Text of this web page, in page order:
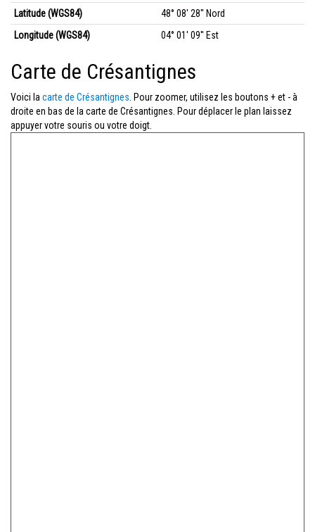
Latitude (WGS84)
48° 08' 28'' Nord
Longitude (WGS84)
04° 01' 09'' Est
Carte de Crésantignes
Voici la carte de Crésantignes . Pour zoomer, utilisez les boutons + et - à
droite en bas de la carte de Crésantignes. Pour déplacer le plan laissez
appuyer votre souris ou votre doigt.